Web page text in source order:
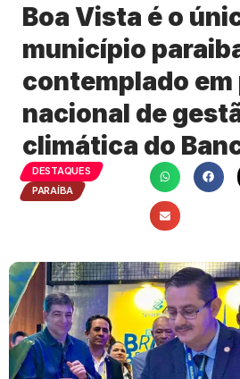
Boa Vista é o
município
contemplado em
nacional de
climática do
DESTAQUES
PARAÍBA